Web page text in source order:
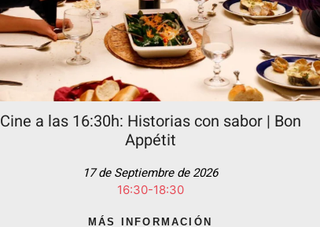
Cine a las 16:30h: Historias con sabor | Bon
Appétit
17 de Septiembre de 2026
16:30-18:30
MÁS INFORMACIÓN